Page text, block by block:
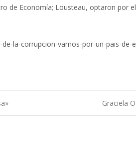
de Economía; Lousteau, optaron por
la-corrupcion-vamos-por-un-pais-
Graciela